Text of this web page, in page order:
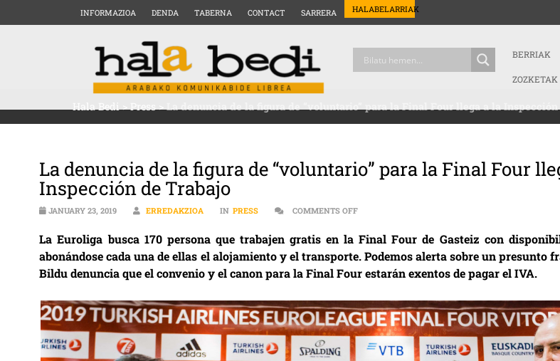
INFORMAZIOA DENDA TABERNA CONTACT SARRERA HALABELARRIAK
BERRIAK
ZOZKETAK
Hala Bedi>Press>La denuncia de la figura de “voluntario” para la Final Four llega a la
La denuncia de la figura de “voluntario” para la Final Four
Inspección de Trabajo
JANUARY 23, 2019 ERREDAKZIOA IN PRESS COMMENTS OFFON LA DENUNCIA DE LA FIGURA DE
La Euroliga busca 170 persona que trabajen gratis en la Final Four de Gasteiz con
abonándose cada una de ellas el alojamiento y el transporte. Podemos alerta sobre un presunto
Bildu denuncia que el convenio y el canon para la Final Four estarán exentos de pagar el IVA.